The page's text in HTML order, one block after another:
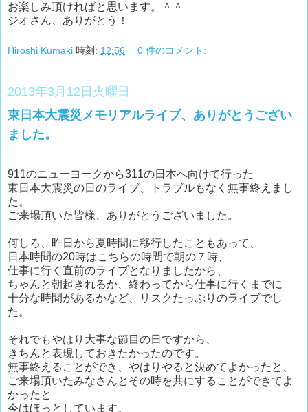
お楽しみ頂ければと思います。＾＾
ジオさん、ありがとう！
Hiroshi Kumaki 時刻: 12:56 0 件のコメント:
2013年3月12日火曜日
東日本大震災メモリアルライブ、ありがとうござい
ました。
911のニューヨークから311の日本へ向けて行った
東日本大震災の日のライブ、トラブルもなく無事終えまし
た。
ご来場頂いた皆様、ありがとうございました。
何しろ、昨日から夏時間に移行したこともあって、
日本時間の20時はこちらの時間で朝の７時、
仕事に行く直前のライブとなりましたから、
ちゃんと朝起きれるか、終わってから仕事に行くまでに
十分な時間があるかなど、リスクたっぷりのライブでし
た。
それでもやはり大事な節目の日ですから、
きちんと表現しておきたかったのです。
無事終えることができ、やはりやると決めてよかったと、
ご来場頂いたみなさんとその時を共にすることができてよ
かったと
今はほっとしています。